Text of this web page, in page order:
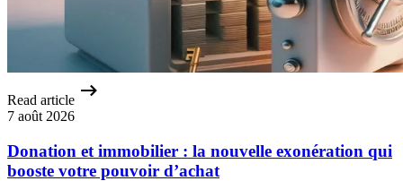
Read article
7 août 2026
Donation et immobilier : la nouvelle exonération qui
booste votre pouvoir d’achat